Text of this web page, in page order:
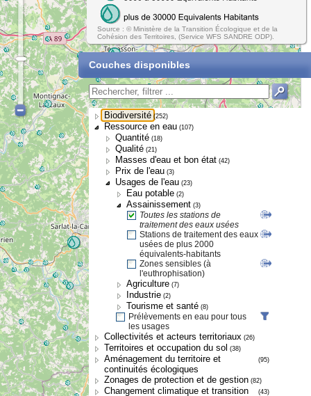
Source : © Ministère de la Transition Écologique et de la
Cohésion des Territoires, (Service WFS SANDRE ODP).
Couches disponibles
Biodiversité (252)
Ressource en eau (107)
Quantité (18)
Qualité (21)
Masses d'eau et bon état (42)
Prix de l'eau (3)
Usages de l'eau (23)
Eau potable (2)
Assainissement (3)
Toutes les stations de
traitement des eaux usées
Stations de traitement des eaux
usées de plus 2000
équivalents-habitants
Zones sensibles (à
l'euthrophisation)
Agriculture (7)
Industrie (2)
Tourisme et santé (8)
Prélèvements en eau pour tous
les usages
Collectivités et acteurs territoriaux (26)
Territoires et occupation du sol (38)
Aménagement du territoire et
continuités écologiques
(95)
Zonages de protection et de gestion (82)
Changement climatique et transition (43)